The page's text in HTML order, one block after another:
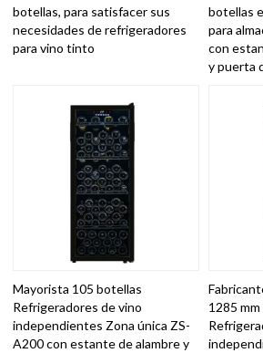
botellas, para satisfacer sus
necesidades de refrigeradores
para vino tinto
botellas
para
con
y puerta
Mayorista 105 botellas
Refrigeradores de vino
independientes Zona única ZS-
A200 con estante de alambre y
1285